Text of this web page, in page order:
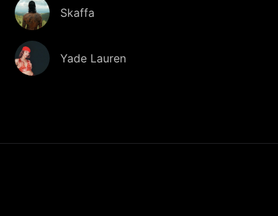
Skaffa
Yade Lauren